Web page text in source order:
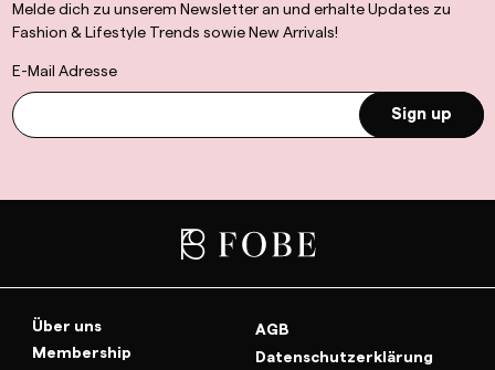
Melde dich zu unserem Newsletter an und erhalte Updates zu
Fashion & Lifestyle Trends sowie New Arrivals!
E-Mail Adresse
Sign up
Über uns
Membership
AGB
Datenschutzerklärung